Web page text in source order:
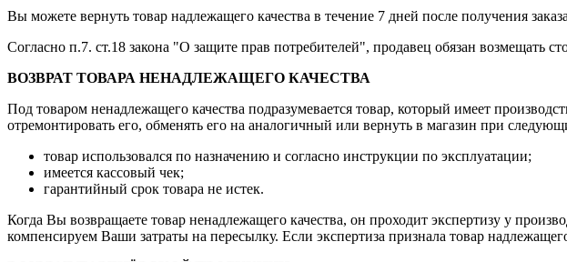
Вы можете вернуть товар надлежащего качества в течение 7 дней после получения
Согласно п.7. ст.18 закона "О защите прав потребителей", продавец обязан возмещать
ВОЗВРАТ ТОВАРА НЕНАДЛЕЖАЩЕГО КАЧЕСТВА
Под товаром ненадлежащего качества подразумевается товар, который имеет
отремонтировать его, обменять его на аналогичный или вернуть в магазин при
товар использовался по назначению и согласно инструкции по эксплуатации;
имеется кассовый чек;
гарантийный срок товара не истек.
Когда Вы возвращаете товар ненадлежащего качества, он проходит экспертизу у
компенсируем Ваши затраты на пересылку. Если экспертиза признала товар